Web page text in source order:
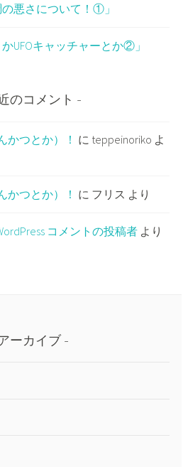
悪さについて！①」
UFOキャッチャーとか②」
のコメント
かつとか）！ に teppeinoriko よ
かつとか）！ に フリス より
コメントの投稿者 より
ーカイブ